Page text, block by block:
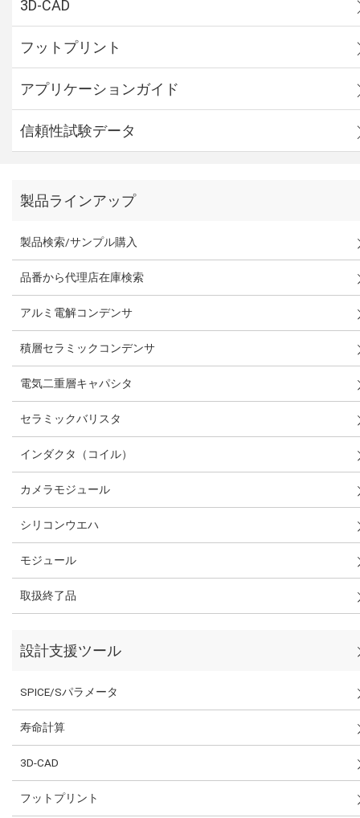
3D-CAD
フットプリント
アプリケーションガイド
信頼性試験データ
製品ラインアップ
製品検索/サンプル購入
品番から代理店在庫検索
アルミ電解コンデンサ
積層セラミックコンデンサ
電気二重層キャパシタ
セラミックバリスタ
インダクタ（コイル）
カメラモジュール
シリコンウエハ
モジュール
取扱終了品
設計支援ツール
SPICE/Sパラメータ
寿命計算
3D-CAD
フットプリント